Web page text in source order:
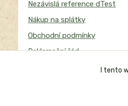
Nezávislá reference dTest
Nákup na splátky
Obchodní podmínky
Reklamační řád
I tento